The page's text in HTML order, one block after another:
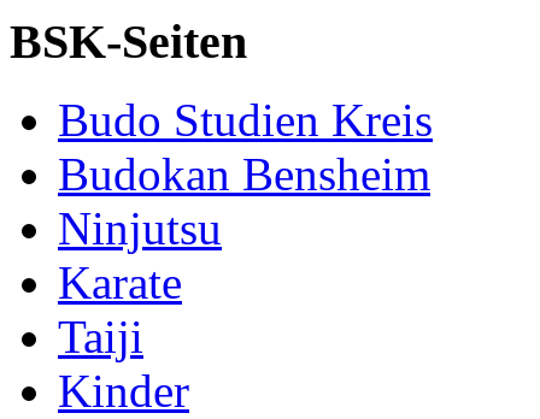
BSK-Seiten
Budo Studien Kreis
Budokan Bensheim
Ninjutsu
Karate
Taiji
Kinder